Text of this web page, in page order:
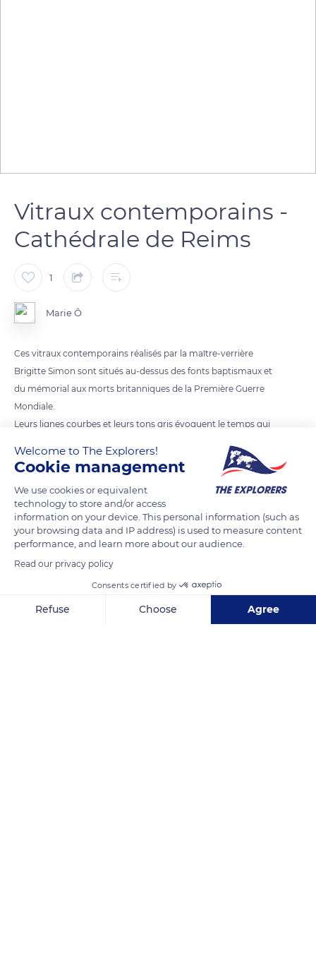
Vitraux contemporains -
Cathédrale de Reims
1
Marie Ô
Ces vitraux contemporains réalisés par la maître-verrière
Brigitte Simon sont situés au-dessus des fonts baptismaux et
du mémorial aux morts britanniques de la Première Guerre
Mondiale.
Leurs lignes courbes et leurs tons gris évoquent le temps qui
READ MORE TRANSLATE
Welcome to The Explorers!
Cookie management
We use cookies or equivalent
technology to store and/or access
information on your device. This personal information (such as
your browsing data and IP address) is used to measure content
performance, and learn more about our audience.
Read our privacy policy
Consents certified by
Refuse Choose Agree